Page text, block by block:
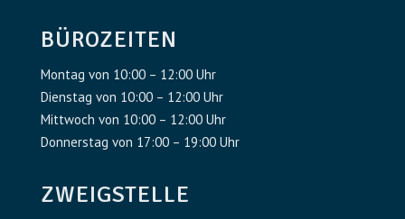
BÜROZEITEN
Montag von 10:00 – 12:00 Uhr
Dienstag von 10:00 – 12:00 Uhr
Mittwoch von 10:00 – 12:00 Uhr
Donnerstag von 17:00 – 19:00 Uhr
ZWEIGSTELLE